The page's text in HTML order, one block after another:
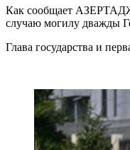
Как сообщает
случаю могилу дважды
Глава государства и